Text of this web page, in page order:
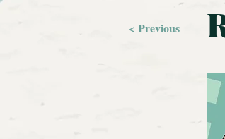
< Previous